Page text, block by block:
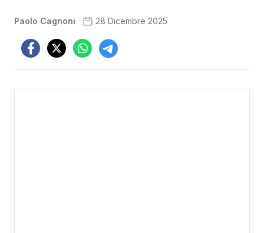
Paolo Cagnoni 28 Dicembre 2025